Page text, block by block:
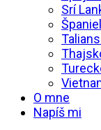
Srí
O mne
Napíš mi